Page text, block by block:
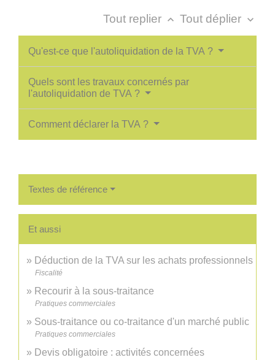
Tout replier keyboard_arrow_up Tout déplier keyboard_arrow_down
Qu'est-ce que l'autoliquidation de la TVA ?
Quels sont les travaux concernés par
l'autoliquidation de TVA ?
Comment déclarer la TVA ?
Textes de référence
Et aussi
Déduction de la TVA sur les achats professionnels
Fiscalité
Recourir à la sous-traitance
Pratiques commerciales
Sous-traitance ou co-traitance d'un marché public
Pratiques commerciales
Devis obligatoire : activités concernées